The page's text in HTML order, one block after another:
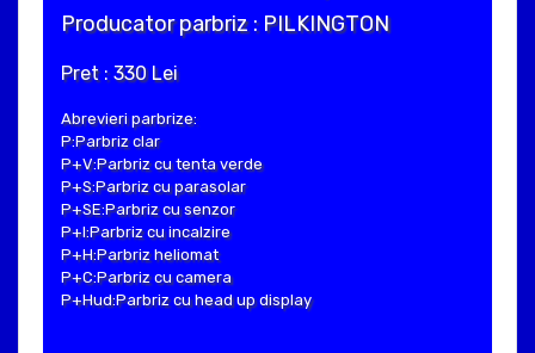
Producator parbriz : PILKINGTON
Pret : 330 Lei
Abrevieri parbrize:
P:Parbriz clar
P+V:Parbriz cu tenta verde
P+S:Parbriz cu parasolar
P+SE:Parbriz cu senzor
P+I:Parbriz cu incalzire
P+H:Parbriz heliomat
P+C:Parbriz cu camera
P+Hud:Parbriz cu head up display